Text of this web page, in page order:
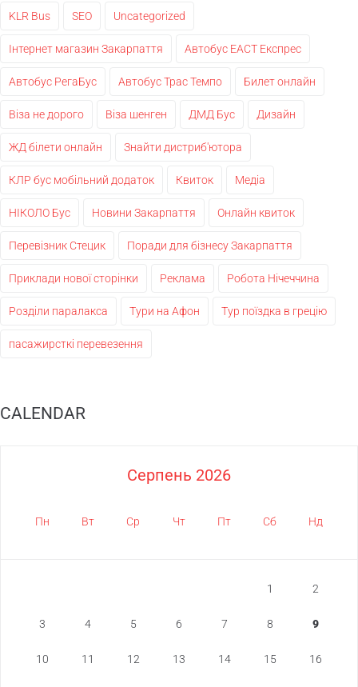
KLR Bus SEO Uncategorized
Інтернет магазин Закарпаття Автобус ЕАСТ Експрес
Автобус РегаБус Автобус Трас Темпо Билет онлайн
Віза не дорого Віза шенген ДМД Бус Дизайн
ЖД білети онлайн Знайти дистриб'ютора
КЛР бус мобільний додаток Квиток Медіа
НІКОЛО Бус Новини Закарпаття Онлайн квиток
Перевізник Стецик Поради для бізнесу Закарпаття
Приклади нової сторінки Реклама Робота Нічеччина
Розділи паралакса Тури на Афон Тур поїздка в грецію
пасажирсткі перевезення
CALENDAR
Серпень 2026
Пн Вт Ср Чт Пт Сб Нд
1 2
3 4 5 6 7 8 9
10 11 12 13 14 15 16